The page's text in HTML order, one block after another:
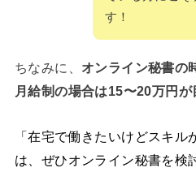
す！
ちなみに、 オンライン秘書の
月給制の場合は15〜20万円が
「在宅で働きたいけどスキ
は、ぜひオンライン秘書を検